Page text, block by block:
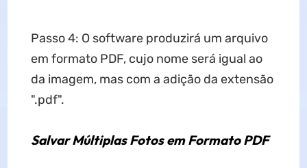
Passo 4: O software produzirá um arquivo
em formato PDF, cujo nome será igual ao
da imagem, mas com a adição da extensão
".pdf".
Salvar Múltiplas Fotos em Formato PDF